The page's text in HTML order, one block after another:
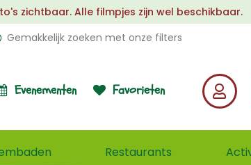
zichtbaar. Alle filmpjes zijn wel beschikbaar.
Gemakkelijk zoeken met onze filters
Evenementen Favorieten
Restaurants